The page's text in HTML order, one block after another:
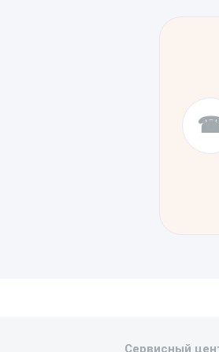
Сервисный